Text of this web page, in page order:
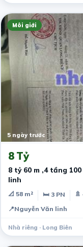
Môi giới
5 ngày trước
8 Tỷ
8 tỷ 60 m ,4 tầng
linh
📐 58 m² 🛏 3 PN
📍Nguyễn Văn linh
Nhà riêng · Long Biên